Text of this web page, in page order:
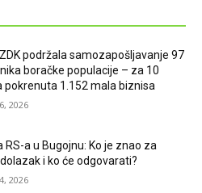
podržala samozapošljavanje 97
boračke populacije – za 10
pokrenuta 1.152 mala biznisa
2026
RS-a u Bugojnu: Ko je znao za
i ko će odgovarati?
2026